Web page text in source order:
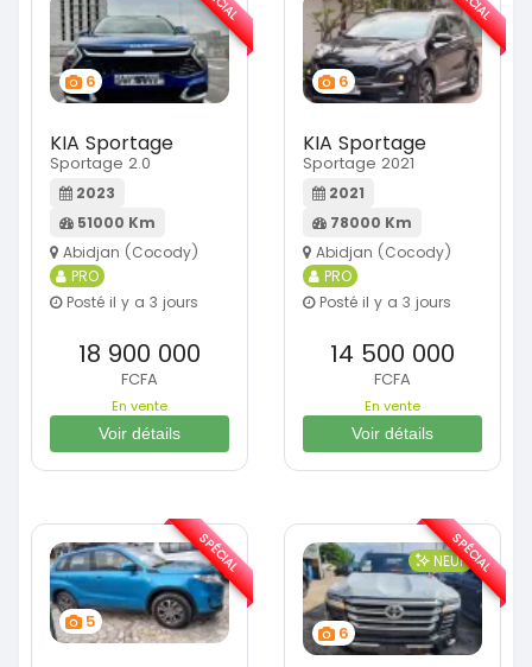
6
KIA Sportage
Sportage 2.0
2023
51000 Km
Abidjan (Cocody)
PRO
Posté il y a 3 jours
18 900 000
FCFA
En vente
Voir détails
6
KIA Sportage
Sportage 2021
2021
78000 Km
Abidjan (Cocody)
PRO
Posté il y a 3 jours
14 500 000
FCFA
En vente
Voir détails
5
SPÉCIAL
6
NEUFSPÉCIAL